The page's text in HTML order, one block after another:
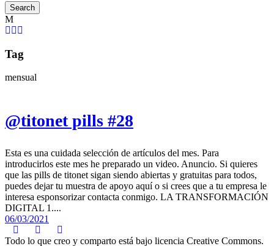
Tag
mensual
@titonet pills #28
Esta es una cuidada selección de artículos del mes. Para
introducirlos este mes he preparado un video. Anuncio. Si quieres
que las pills de titonet sigan siendo abiertas y gratuitas para todos,
puedes dejar tu muestra de apoyo aquí o si crees que a tu empresa le
interesa esponsorizar contacta conmigo. LA TRANSFORMACIÓN
DIGITAL 1....
06/03/2021
Todo lo que creo y comparto está bajo licencia Creative Commons.